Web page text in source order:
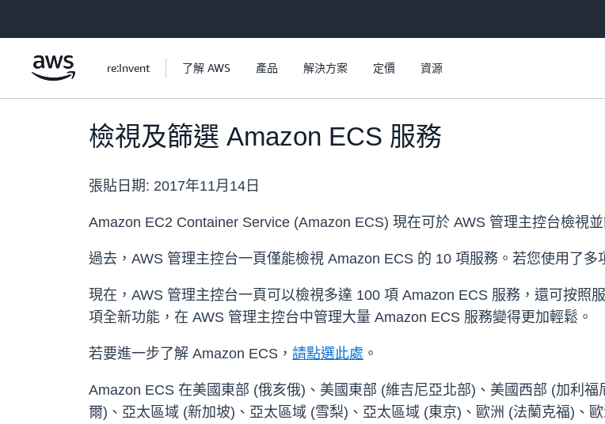
re:Invent 了解 AWS 產品 解決方案 定價 資源
檢視及篩選 Amazon ECS 服務
張貼日期: 2017年11月14日
Amazon EC2 Container Service (Amazon ECS) 現在可於 AWS 管理主控台檢視
過去，AWS 管理主控台一頁僅能檢視 Amazon ECS 的 10 項服務。若您使用了
現在，AWS 管理主控台一頁可以檢視多達 100 項 Amazon ECS 服務，還可按照
項全新功能，在 AWS 管理主控台中管理大量 Amazon ECS 服務變得更加輕鬆。
若要進一步了解 Amazon ECS， 請點選此處 。
Amazon ECS 在美國東部 (俄亥俄)、美國東部 (維吉尼亞北部)、美國西部 (加利
爾)、亞太區域 (新加坡)、亞太區域 (雪梨)、亞太區域 (東京)、歐洲 (法蘭克福)、